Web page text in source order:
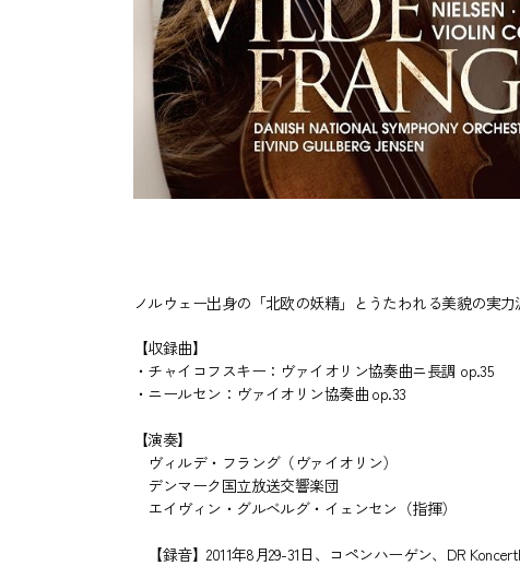
ノルウェー出身の「北欧の妖精」とうたわれる美貌の実
【収録曲】
・チャイコフスキー：ヴァイオリン協奏曲ニ長調 op.35
・ニールセン：ヴァイオリン協奏曲 op.33
【演奏】
ヴィルデ・フラング（ヴァイオリン）
デンマーク国立放送交響楽団
エイヴィン・グルベルグ・イェンセン（指揮）
【録音】2011年8月29-31日、コペンハーゲン、DR